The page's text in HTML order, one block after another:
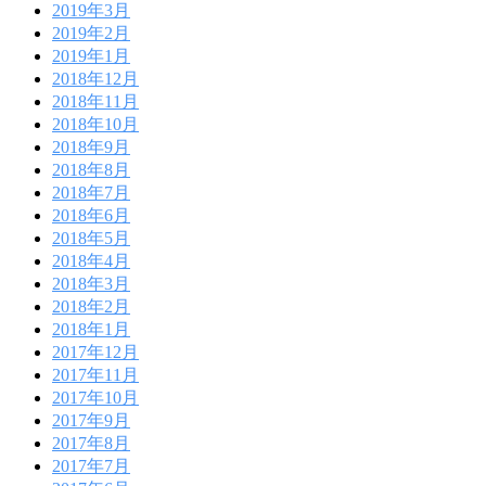
2019年3月
2019年2月
2019年1月
2018年12月
2018年11月
2018年10月
2018年9月
2018年8月
2018年7月
2018年6月
2018年5月
2018年4月
2018年3月
2018年2月
2018年1月
2017年12月
2017年11月
2017年10月
2017年9月
2017年8月
2017年7月